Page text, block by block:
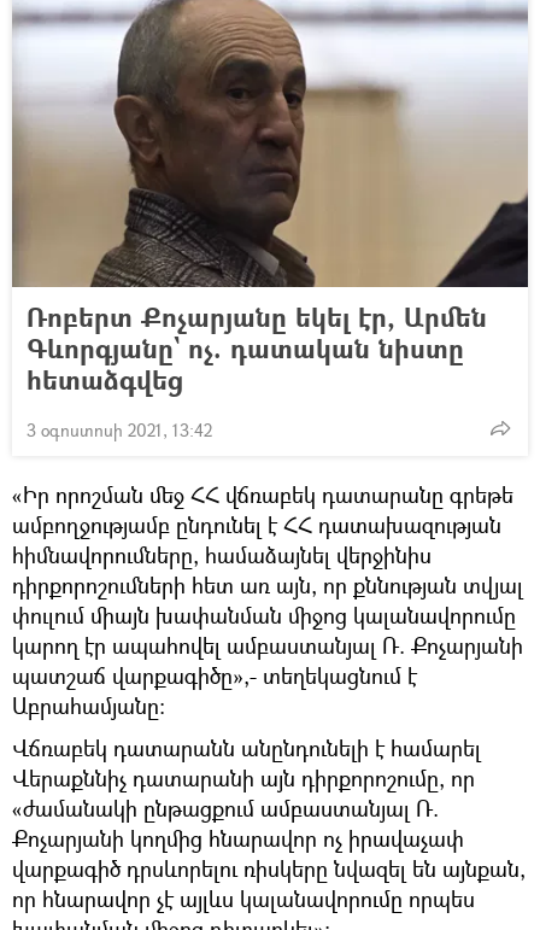
Ռոբերտ Քոչարյանը եկել էր, Արմեն
Գևորգյանը` ոչ. դատական նիստը
հետաձգվեց
3 օգոստոսի 2021, 13:42
«Իր որոշման մեջ ՀՀ վճռաբեկ դատարանը գրեթե
ամբողջությամբ ընդունել է ՀՀ դատախազության
հիմնավորումները, համաձայնել վերջինիս
դիրքորոշումների հետ առ այն, որ քննության տվյալ
փուլում միայն խափանման միջոց կալանավորումը
կարող էր ապահովել ամբաստանյալ Ռ. Քոչարյանի
պատշաճ վարքագիծը»,- տեղեկացնում է
Աբրահամյանը։
Վճռաբեկ դատարանն անընդունելի է համարել
Վերաքննիչ դատարանի այն դիրքորոշումը, որ
«ժամանակի ընթացքում ամբաստանյալ Ռ.
Քոչարյանի կողմից հնարավոր ոչ իրավաչափ
վարքագիծ դրսևորելու ռիսկերը նվազել են այնքան,
որ հնարավոր չէ այլևս կալանավորումը որպես